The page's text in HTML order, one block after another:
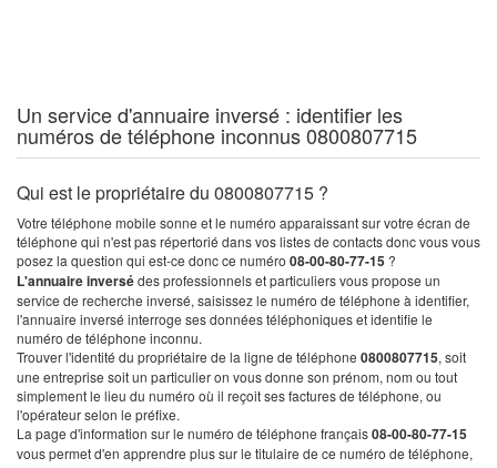
Un service d'annuaire inversé : identifier les
numéros de téléphone inconnus 0800807715
Qui est le propriétaire du 0800807715 ?
Votre téléphone mobile sonne et le numéro apparaissant sur votre écran de
téléphone qui n'est pas répertorié dans vos listes de contacts donc vous vous
posez la question qui est-ce donc ce numéro 08-00-80-77-15 ?
L'annuaire inversédes professionnels et particuliers vous propose un
service de recherche inversé, saisissez le numéro de téléphone à identifier,
l'annuaire inversé interroge ses données téléphoniques et identifie le
numéro de téléphone inconnu.
Trouver l'identité du propriétaire de la ligne de téléphone 0800807715, soit
une entreprise soit un particulier on vous donne son prénom, nom ou tout
simplement le lieu du numéro où il reçoit ses factures de téléphone, ou
l'opérateur selon le préfixe.
La page d'information sur le numéro de téléphone français08-00-80-77-15
vous permet d'en apprendre plus sur le titulaire de ce numéro de téléphone,